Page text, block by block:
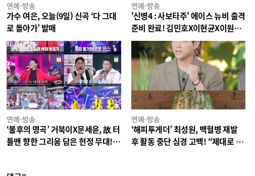
연예·방송
가수 여은, 오늘(9일) 신곡 ‘다 그대
로 돌아가’ 발매
연예·방송
'신병4 : 사보타주' 에이스 뉴비 출격
준비 완료! 김민호X이현균X이원정
첫 스틸 공개
연예·방송
‘불후의 명곡’ 거북이X문세윤, 故 터
틀맨 향한 그리움 담은 헌정 무대!
연예·방송
‘해피투게더’ 최성원, 백혈병 재발
후 활동 중단 심경 고백! “제대로 서